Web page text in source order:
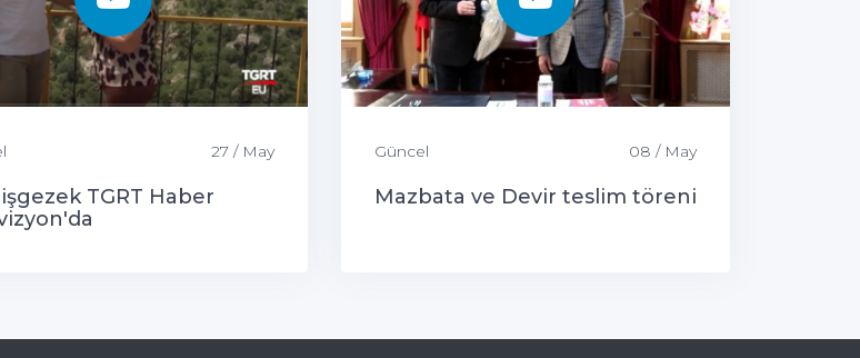
27 / May
TGRT Haber
Güncel 08 / May
Mazbata ve Devir teslim töreni